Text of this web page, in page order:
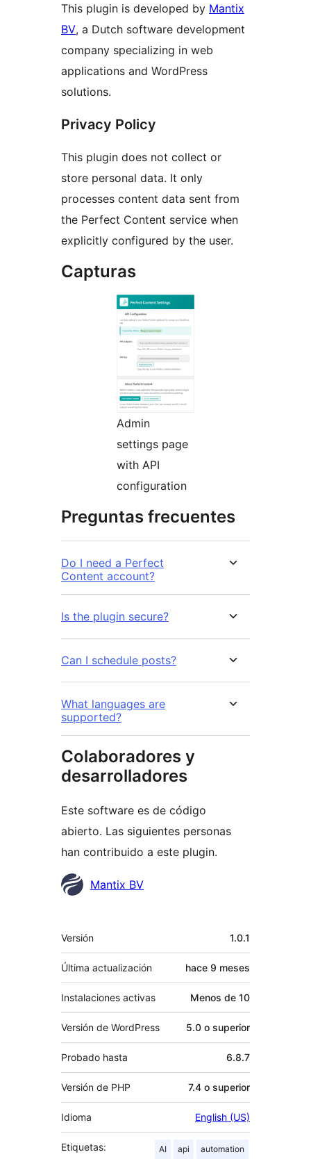
This plugin is developed by Mantix
BV, a Dutch software development
company specializing in web
applications and WordPress
solutions.
Privacy Policy
This plugin does not collect or
store personal data. It only
processes content data sent from
the Perfect Content service when
explicitly configured by the user.
Capturas
Admin
settings page
with API
configuration
Preguntas frecuentes
Do I need a Perfect
Content account?
Is the plugin secure?
Can I schedule posts?
What languages are
supported?
Colaboradores y
desarrolladores
Este software es de código
abierto. Las siguientes personas
han contribuido a este plugin.
Colaboradores
Mantix BV
Meta
Versión 1.0.1
Última actualización hace 9 meses
Instalaciones activas Menos de 10
Versión de WordPress 5.0 o superior
Probado hasta 6.8.7
Versión de PHP 7.4 o superior
Idioma English (US)
Etiquetas: AI api automation